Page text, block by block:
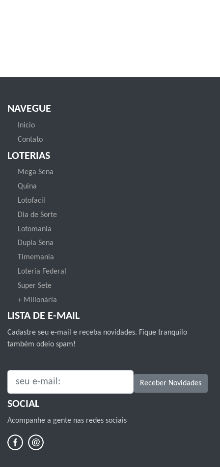
NAVEGUE
Inicio
Contato
LOTERIAS
Mega Sena
Quina
Lotofacil
Dia de Sorte
Lotomania
Dupla Sena
Timemania
Loteria Federal
Super Sete
+ Milionária
LISTA DE E-MAIL
Cadastre seu e-mail e receba novidades. Fique tranquilo
também odeio spam!
SEU E-MAIL: Receber Novidades
SOCIAL
Acompanhe a gente nas redes sociais